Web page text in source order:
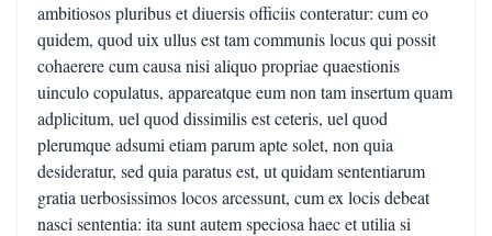
ambitiosos pluribus et diuersis officiis conteratur: cum eo
quidem, quod uix ullus est tam communis locus qui possit
cohaerere cum causa nisi aliquo propriae quaestionis
uinculo copulatus, appareatque eum non tam insertum quam
adplicitum, uel quod dissimilis est ceteris, uel quod
plerumque adsumi etiam parum apte solet, non quia
desideratur, sed quia paratus est, ut quidam sententiarum
gratia uerbosissimos locos arcessunt, cum ex locis debeat
nasci sententia: ita sunt autem speciosa haec et utilia si